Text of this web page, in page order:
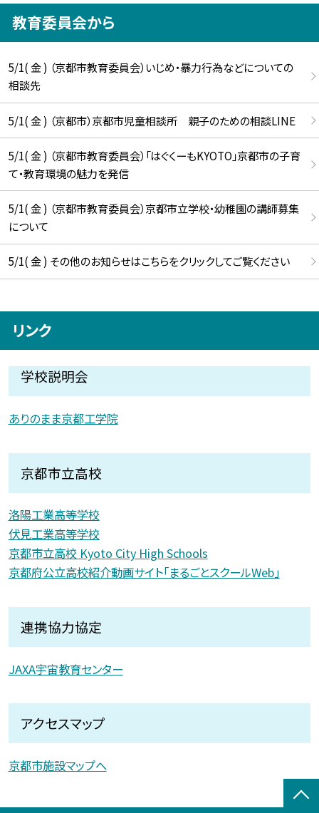
教育委員会から
5/1( 金 ) （京都市教育委員会）いじめ・暴力行為などについての
相談先
5/1( 金 ) （京都市）京都市児童相談所 親子のための相談LINE
5/1( 金 ) （京都市教育委員会）「はぐくーもKYOTO」京都市の子育
て・教育環境の魅力を発信
5/1( 金 ) （京都市教育委員会）京都市立学校・幼稚園の講師募集
について
5/1( 金 ) その他のお知らせはこちらをクリックしてご覧ください
リンク
学校説明会
ありのまま京都工学院
京都市立高校
洛陽工業高等学校
伏見工業高等学校
京都市立高校 Kyoto City High Schools
京都府公立高校紹介動画サイト「まるごとスクールWeb」
連携協力協定
JAXA宇宙教育センター
アクセスマップ
京都市施設マップへ